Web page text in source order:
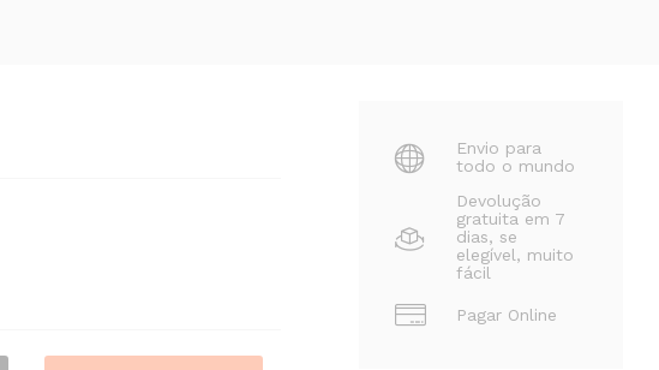
Envio para
todo o mundo
Devolução
gratuita em 7
dias, se
elegível, muito
fácil
Pagar Online